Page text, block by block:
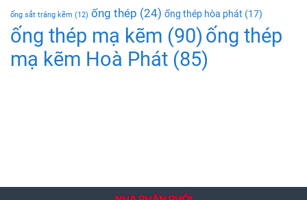
ống sắt tráng kẽm (12) ống thép (24) ống thép hòa phát (17)
ống thép mạ kẽm (90) ống thép
mạ kẽm Hoà Phát (85)